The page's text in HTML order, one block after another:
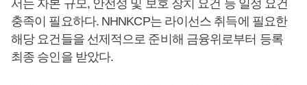
서는 자본 규모, 안전성 및 보호 장치 요건 등 일정 요건
충족이 필요하다. NHNKCP는 라이선스 취득에 필요한
해당 요건들을 선제적으로 준비해 금융위로부터 등록
최종 승인을 받았다.